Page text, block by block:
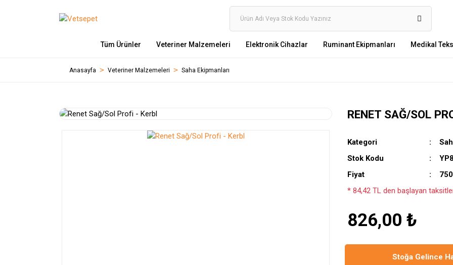
Tüm Ürünler Veteriner Malzemeleri Elektronik Cihazlar Ruminant Ekipmanları Medikal
Anasayfa Veteriner Malzemeleri Saha Ekipmanları
RENET SAĞ/SOL
Kategori
Stok Kodu
Fiyat
* 84,42 TL den başlayan
826,00 ₺
Stoğa Gelince